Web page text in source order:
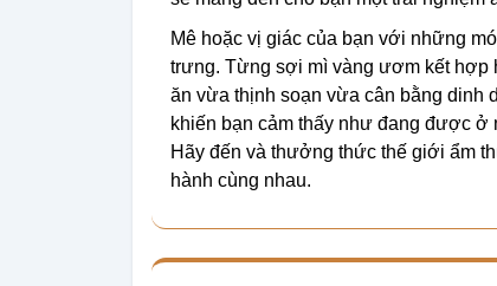
Mê hoặc vị giác của bạn với những
trưng. Từng sợi mì vàng ươm kết hợp
ăn vừa thịnh soạn vừa cân bằng dinh
khiến bạn cảm thấy như đang được
Hãy đến và thưởng thức thế giới ẩm
hành cùng nhau.